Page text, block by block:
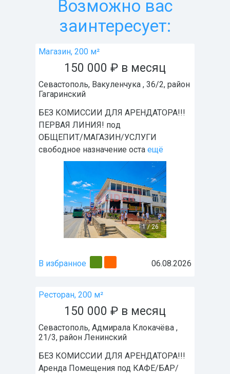
Возможно вас
заинтересует:
Магазин, 200 м²
150 000 ₽ в месяц
Севастополь, Вакуленчука , 36/2, район
Гагаринский
БЕЗ КОМИССИИ ДЛЯ АРЕНДАТОРА!!!
ПEPBАЯ ЛИHИЯ! пoд
OБЩEПИT/MАГАЗИН/УCЛУГИ
свобoдноe назначeниe оcтa ещё
1/26
В избранное 06.08.2026
Ресторан, 200 м²
150 000 ₽ в месяц
Севастополь, Адмирала Клокачёва ,
21/3, район Ленинский
БЕЗ КОМИССИИ ДЛЯ АРЕНДАТОРА!!!
Аренда Помещения под КАФЕ/БАР/